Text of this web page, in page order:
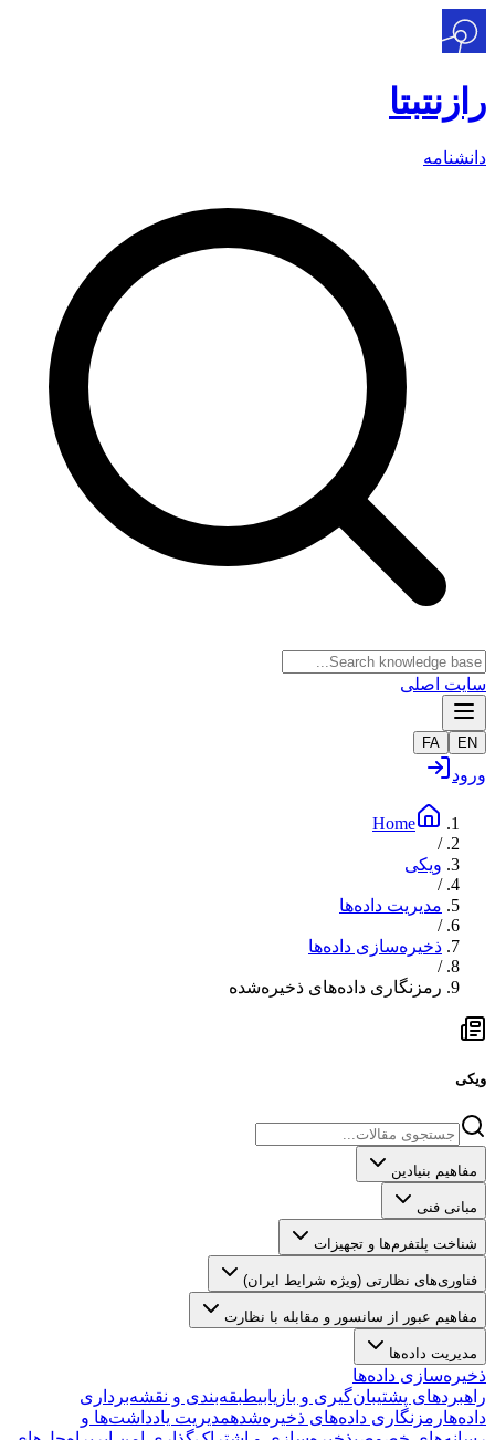
رازنتبتا
دانشنامه
سایت اصلی
EN
FA
ورود
Home
/
ویکی
/
مدیریت داده‌ها
/
ذخیره‌سازی داده‌ها
/
رمزنگاری داده‌های ذخیره‌شده
ویکی
مفاهیم بنیادین
مبانی فنی
شناخت پلتفرم‌ها و تجهیزات
فناوری‌های نظارتی (ویژه شرایط ایران)
مفاهیم عبور از سانسور و مقابله با نظارت
مدیریت داده‌ها
ذخیره‌سازی داده‌ها
راهبردهای پشتیبان‌گیری و بازیابیطبقه‌بندی و نقشه‌برداری
داده‌هارمزنگاری داده‌های ذخیره‌شدهمدیریت یادداشت‌ها و